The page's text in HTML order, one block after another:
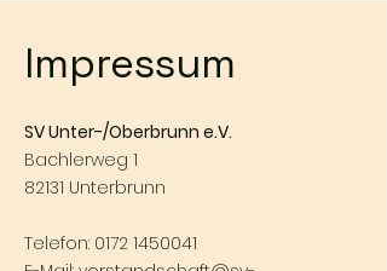
Impressum
SV Unter-/Oberbrunn e.V.
Bachlerweg 1
82131 Unterbrunn
Telefon: 0172 1450041